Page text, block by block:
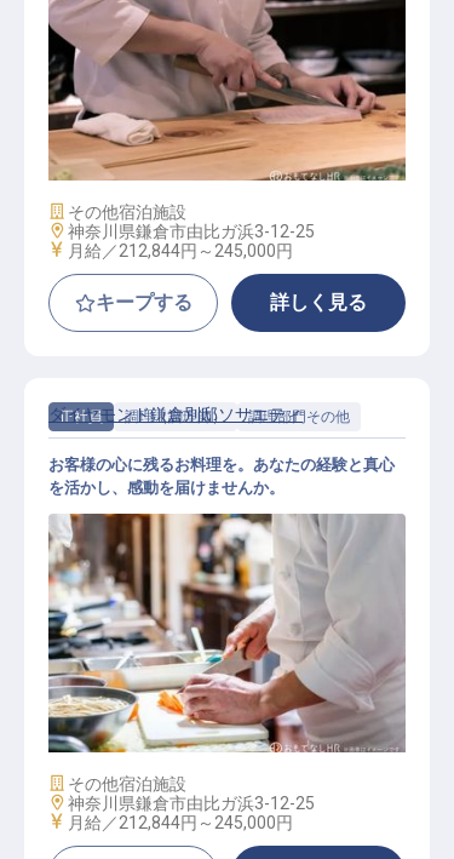
老舗ホテルの調理係
施設業態
その他宿泊施設
勤務地
神奈川県鎌倉市由比ガ浜3-12-25
給与
月給／212,844円～ 245,000円
キープする 詳しく見る
正社員 調理（調理師） 調理部門その他
老舗ホテルの調理係
ダイヤモンド鎌倉別邸ソサエティ
お客様の心に残るお料理を。あなたの経験と真心
を活かし、感動を届けませんか。
施設業態
その他宿泊施設
勤務地
神奈川県鎌倉市由比ガ浜3-12-25
給与
月給／212,844円～ 245,000円